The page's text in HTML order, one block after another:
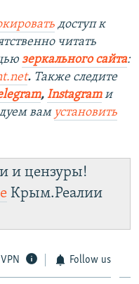
доступ к
читать
зеркального сайта:
. Также следите
, Instagramи
вам установить
и цензуры!
Крым.Реалии
Follow us